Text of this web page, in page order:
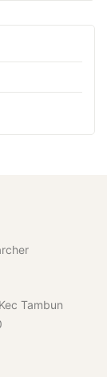
Tambun